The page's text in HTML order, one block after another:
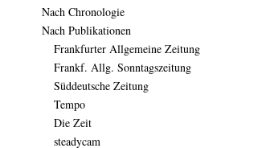
Nach Chronologie
Nach Publikationen
Frankfurter Allgemeine Zeitung
Frankf. Allg. Sonntagszeitung
Süddeutsche Zeitung
Tempo
Die Zeit
steadycam